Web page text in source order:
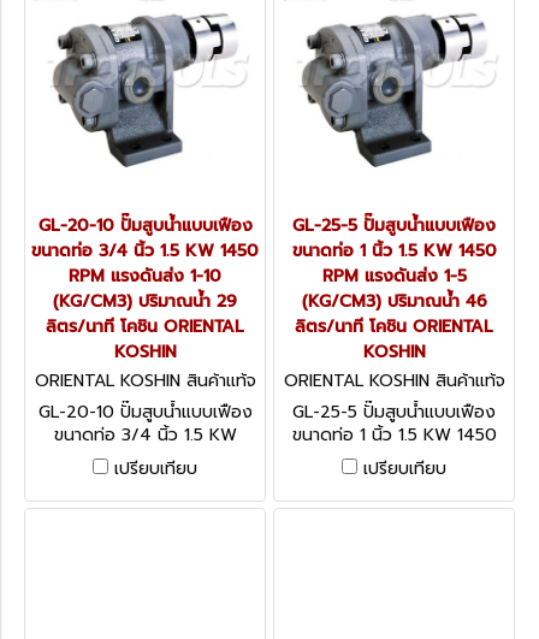
GL-20-10 ปั๊มสูบน้ำแบบเฟือง
ขนาดท่อ 3/4 นิ้ว 1.5 KW 1450
RPM แรงดันส่ง 1-10
(KG/CM3) ปริมาณน้ำ 29
ลิตร/นาที โคชิน ORIENTAL
KOSHIN
ORIENTAL KOSHIN สินค้าแท้จ
ากโรงงานผู้ผลิต GL-20-10
GL-20-10 ปั๊มสูบน้ำแบบเฟือง
ขนาดท่อ 3/4 นิ้ว 1.5 KW
1450 RPM แรงดันส่ง 1-10
(KG/CM3) ปริมาณน้ำ 29
ลิตร/นาที โคชิน ORIENTAL
เปรียบเทียบ
GL-25-5 ปั๊มสูบน้ำแบบเฟือง
ขนาดท่อ 1 นิ้ว 1.5 KW 1450
RPM แรงดันส่ง 1-5
(KG/CM3) ปริมาณน้ำ 46
ลิตร/นาที โคชิน ORIENTAL
KOSHIN
ORIENTAL KOSHIN สินค้าแท้จ
ากโรงงานผู้ผลิต GL-25-5
GL-25-5 ปั๊มสูบน้ำแบบเฟือง
ขนาดท่อ 1 นิ้ว 1.5 KW 1450
RPM แรงดันส่ง 1-5 (KG/CM3)
ปริมาณน้ำ 46 ลิตร/นาที โคชิน
ORIENTAL KOSHIN
เปรียบเทียบ